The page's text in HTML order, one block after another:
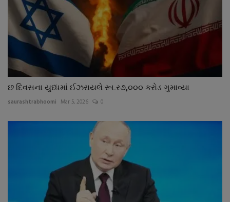
છ દિવસના યુધ્ધમાં ઈઝરાયલે રૂા.ર૭,૦૦૦ કરોડ ગુમાવ્યા
saurashtrabhoomi Mar 5, 2026 0